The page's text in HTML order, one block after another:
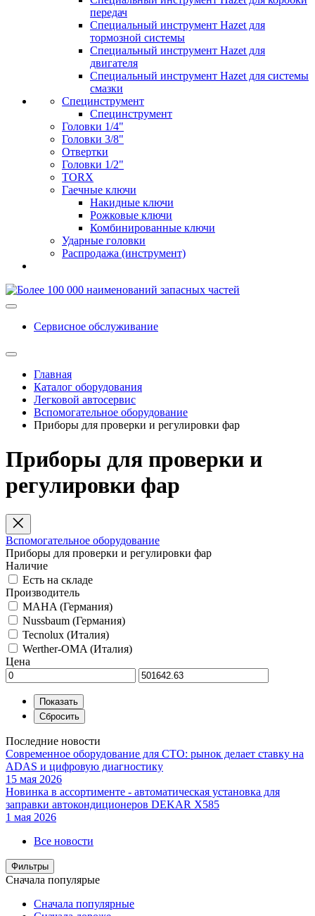
передач
Специальный инструмент Hazet для
тормозной системы
Специальный инструмент Hazet для
двигателя
Специальный инструмент Hazet для системы
смазки
Специнструмент
Специнструмент
Головки 1/4"
Головки 3/8"
Отвертки
Головки 1/2"
TORX
Гаечные ключи
Накидные ключи
Рожковые ключи
Комбинированные ключи
Ударные головки
Распродажа (инструмент)
Сервисное обслуживание
Главная
Каталог оборудования
Легковой автосервис
Вспомогательное оборудование
Приборы для проверки и регулировки фар
Приборы для проверки и
регулировки фар
Вспомогательное оборудование
Приборы для проверки и регулировки фар
Наличие
Есть на складе
Производитель
MAHA (Германия)
Nussbaum (Германия)
Tecnolux (Италия)
Werther-OMA (Италия)
Цена
Последние новости
Современное оборудование для СТО: рынок делает ставку на
ADAS и цифровую диагностику
15 мая 2026
Новинка в ассортименте - автоматическая установка для
заправки автокондиционеров DEKAR X585
1 мая 2026
Все новости
Фильтры
Сначала популярые
Сначала популярные